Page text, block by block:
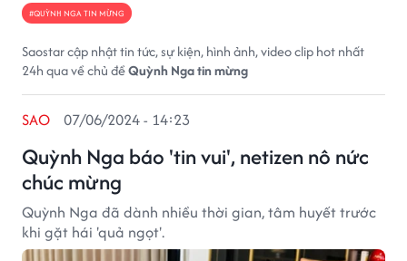
#QUỲNH NGA TIN MỪNG
Saostar cập nhật tin tức, sự kiện, hình ảnh, video clip hot nhất
24h qua về chủ đềQuỳnh Nga tin mừng
Quỳnh Nga báo 'tin vui', netizen nô nức
chúc mừng
SAO 07/06/2024 - 14:23
Quỳnh Nga đã dành nhiều thời gian, tâm huyết trước
khi gặt hái 'quả ngọt'.